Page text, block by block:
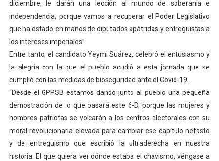
diciembre, le darán una lección al mundo de soberanía e
independencia, porque vamos a recuperar el Poder Legislativo
que ha estado en manos de diputados apátridas y entreguistas a
los intereses imperiales”.
Entre tanto, el candidato Yeymi Suárez, celebró el entusiasmo y
la alegría con la que el pueblo acudió a esta jornada que se
cumplió con las medidas de bioseguridad ante el Covid-19.
“Desde el GPPSB estamos dando junto al pueblo una pequeña
demostración de lo que pasará este 6-D, porque las mujeres y
hombres patriotas se volcarán a los centros electorales con su
moral revolucionaria elevada para cambiar ese capítulo nefasto
y de entreguismo que escribió la ultraderecha en nuestra
historia. El que quiera ver dónde estaba el chavismo, véngase a